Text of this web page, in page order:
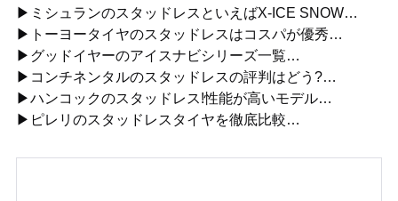
▶ミシュランのスタッドレスといえばX-ICE SNOW…
▶トーヨータイヤのスタッドレスはコスパが優秀…
▶グッドイヤーのアイスナビシリーズ一覧…
▶コンチネンタルのスタッドレスの評判はどう?…
▶ハンコックのスタッドレス!性能が高いモデル…
▶ピレリのスタッドレスタイヤを徹底比較…